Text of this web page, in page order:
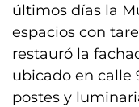
últimos días la
espacios con
restauró la
ubicado en calle
postes y